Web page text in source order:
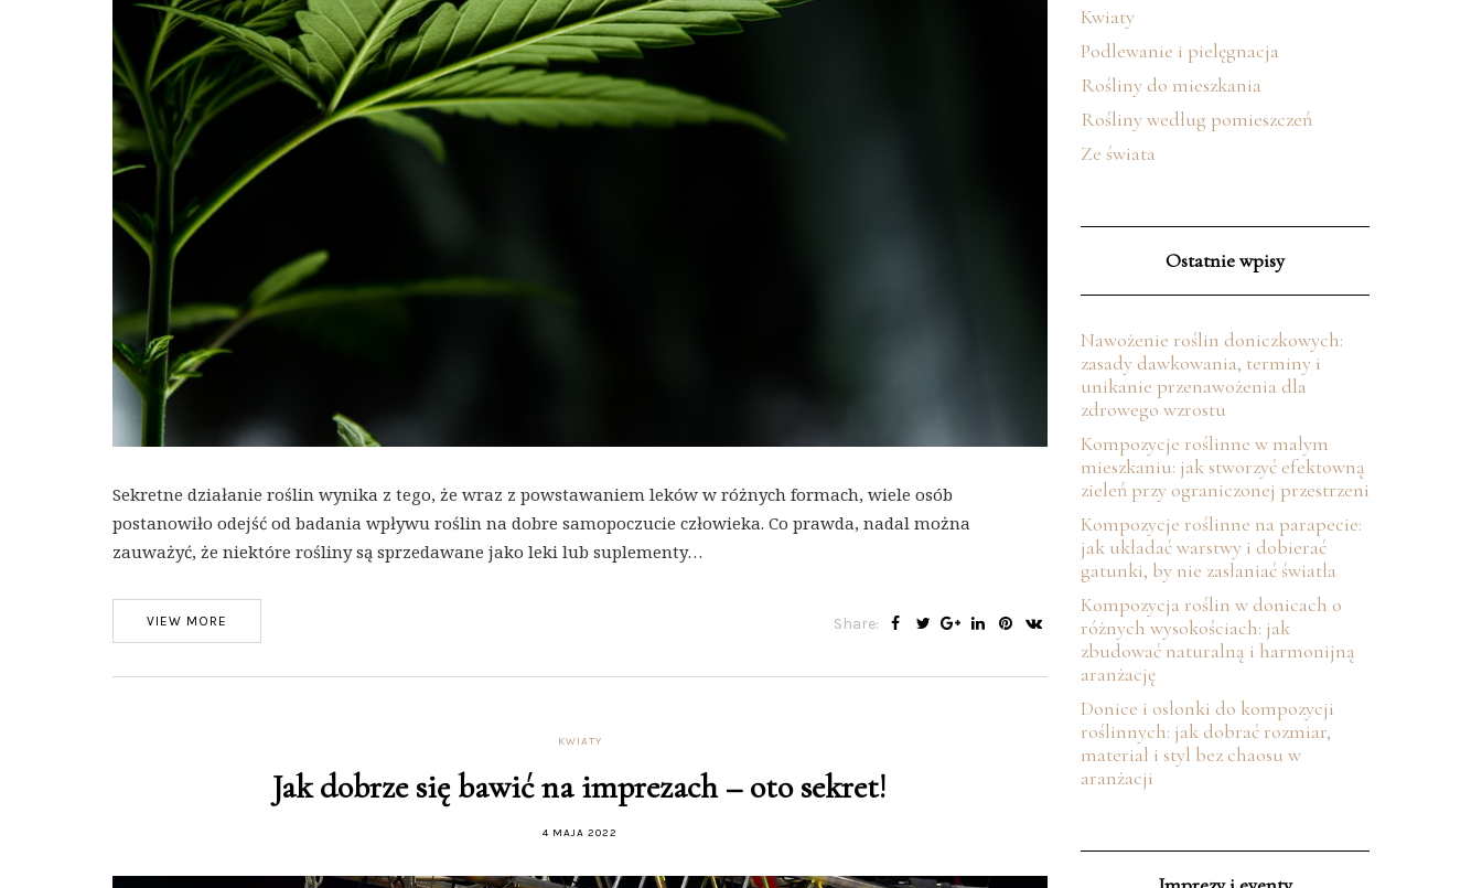
Sekretne działanie roślin wynika z tego, że wraz z powstawaniem leków w różnych formach, wiele osób
postanowiło odejść od badania wpływu roślin na dobre samopoczucie człowieka. Co prawda, nadal można
zauważyć, że niektóre rośliny są sprzedawane jako leki lub suplementy…
VIEW MORE Share:
KWIATY
Jak dobrze się bawić na imprezach – oto sekret!
4 MAJA 2022
Kwiaty
Podlewanie i pielęgnacja
Rośliny do mieszkania
Rośliny według pomieszczeń
Ze świata
Ostatnie wpisy
Nawożenie roślin doniczkowych:
zasady dawkowania, terminy i
unikanie przenawożenia dla
zdrowego wzrostu
Kompozycje roślinne w małym
mieszkaniu: jak stworzyć efektowną
zieleń przy ograniczonej przestrzeni
Kompozycje roślinne na parapecie:
jak układać warstwy i dobierać
gatunki, by nie zasłaniać światła
Kompozycja roślin w donicach o
różnych wysokościach: jak
zbudować naturalną i harmonijną
aranżację
Donice i osłonki do kompozycji
roślinnych: jak dobrać rozmiar,
materiał i styl bez chaosu w
aranżacji